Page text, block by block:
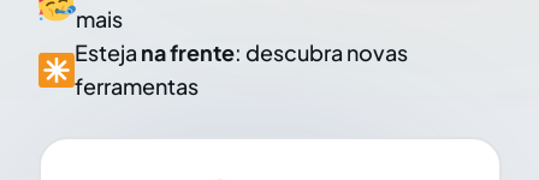
mais
Esteja na frente: descubra novas
ferramentas